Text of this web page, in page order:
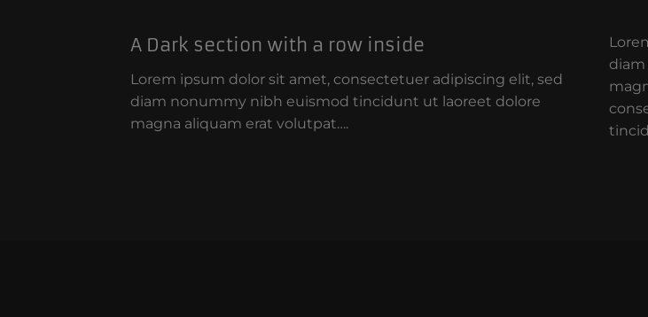
A Dark section with a row inside
Lorem ipsum dolor sit amet, consectetuer adipiscing elit, sed
diam nonummy nibh euismod tincidunt ut laoreet dolore
magna aliquam erat volutpat….